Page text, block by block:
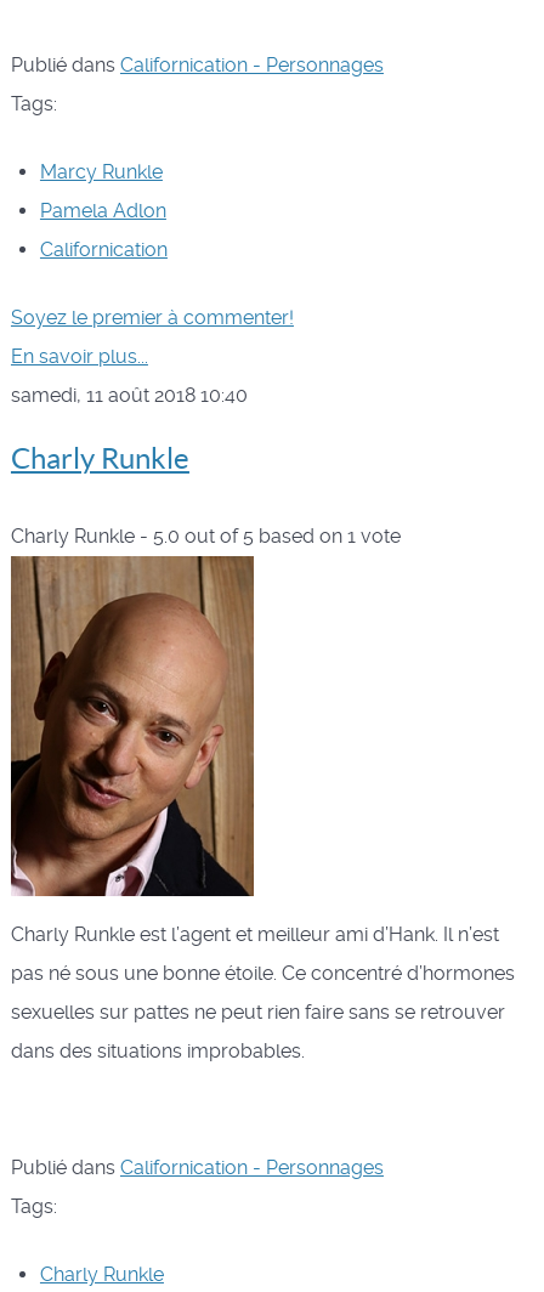
Publié dans Californication - Personnages
Tags:
Marcy Runkle
Pamela Adlon
Californication
Soyez le premier à commenter!
En savoir plus...
samedi, 11 août 2018 10:40
Charly Runkle
Charly Runkle- 5.0 out of 5 based on 1vote
Charly Runkle est l’agent et meilleur ami d’Hank. Il n’est
pas né sous une bonne étoile. Ce concentré d’hormones
sexuelles sur pattes ne peut rien faire sans se retrouver
dans des situations improbables.
Publié dans Californication - Personnages
Tags:
Charly Runkle